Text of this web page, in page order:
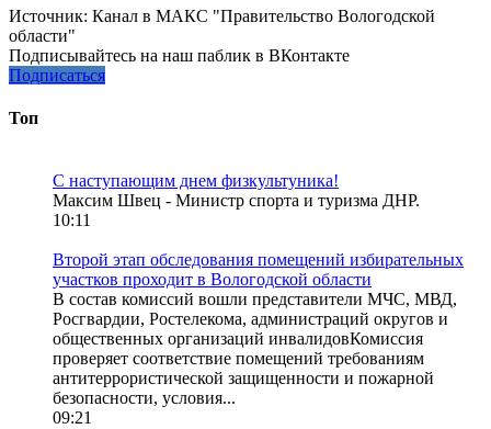
Источник: Канал в МАКС "Правительство Вологодской
области"
Подписывайтесь на наш паблик в ВКонтакте
Подписаться
Топ
С наступающим днем физкультуника!
Максим Швец - Министр спорта и туризма ДНР.
10:11
Второй этап обследования помещений избирательных
участков проходит в Вологодской области
В состав комиссий вошли представители МЧС, МВД,
Росгвардии, Ростелекома, администраций округов и
общественных организаций инвалидовКомиссия
проверяет соответствие помещений требованиям
антитеррористической защищенности и пожарной
безопасности, условия...
09:21